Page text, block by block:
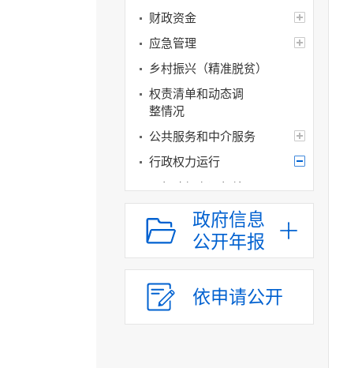
财政资金
应急管理
乡村振兴（精准脱贫）
权责清单和动态调
整情况
公共服务和中介服务
行政权力运行
行政权力运行结果
行政许可
行政处罚
行政强制
其他权力
行政许可和行政处
政府信息
公开年报
依申请公开